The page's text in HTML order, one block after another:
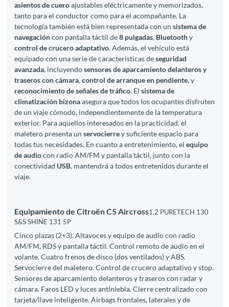
asientos de cueroajustables eléctricamente y memorizados,
tanto para el conductor como para el acompañante. La
tecnología también está bien representada con un sistema de
navegacióncon pantalla táctil de8 pulgadas, Bluetoothy
control de crucero adaptativo. Además, el vehículo está
equipado con una serie de características deseguridad
avanzada, incluyendosensores de aparcamiento delanteros y
traseros con cámara,control de arranque en pendiente, y
reconocimiento de señales de tráfico. El sistema de
climatización bizonaasegura que todos los ocupantes disfruten
de un viaje cómodo, independientemente de la temperatura
exterior. Para aquellos interesados en la practicidad, el
maletero presenta un servocierrey suficiente espacio para
todas tus necesidades. En cuanto a entretenimiento, el equipo
de audiocon radio AM/FM y pantalla táctil, junto con la
conectividad USB, mantendrá a todos entretenidos durante el
viaje.
Equipamiento de Citroën C5 Aircross1.2 PURETECH 130
S&S SHINE 131 5P
Cinco plazas (2+3). Altavoces y equipo de audio con radio
AM/FM, RDS y pantalla táctil. Control remoto de audio en el
volante. Cuatro frenos de disco (dos ventilados) y ABS.
Servocierre del maletero. Control de crucero adaptativo y stop.
Sensores de aparcamiento delanteros y traseros con radar y
cámara. Faros LED y luces antiniebla. Cierre centralizado con
tarjeta/llave inteligente. Airbags frontales, laterales y de